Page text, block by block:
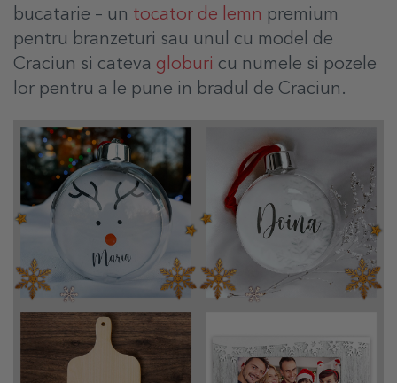
bucatarie – un tocator de lemn premium
pentru branzeturi sau unul cu model de
Craciun si cateva globuri cu numele si pozele
lor pentru a le pune in bradul de Craciun.